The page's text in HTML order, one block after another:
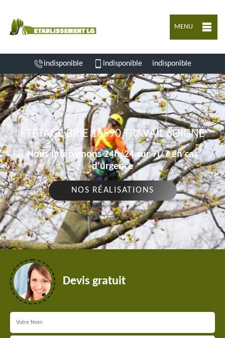
MENU
indisponible indisponible indisponible
ETETAGE BRIE 16590 TRAVAIL SOIGNÉ
Nous intervenons 24h/24 sur 7j/7 en cas
d'urgence
NOS RÉALISATIONS
Devis gratuit